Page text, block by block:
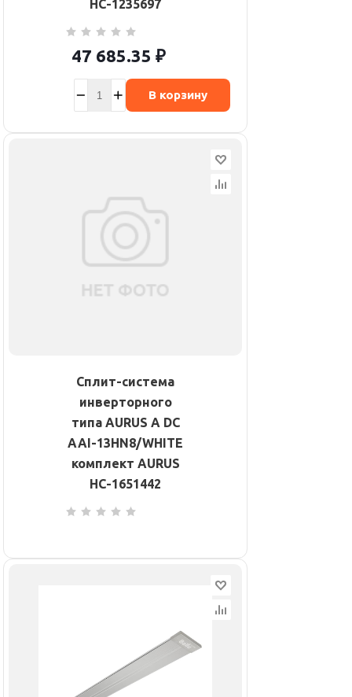
НС-1235697
47 685.35 ₽
В корзину
Сплит-система
инверторного
типа AURUS A DC
AAI-13HN8/WHITE
комплект AURUS
НС-1651442